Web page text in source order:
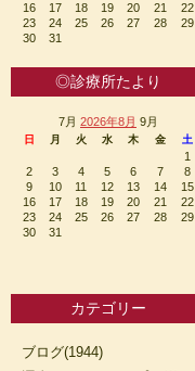
16
17 18 19 20 21
22
23
24 25 26 27 28
29
30
31
◎診療所たより
7月 2026年8月 9月
日 月 火 水 木 金 土
1
2
3 4 5 6 7
8
9
10 11 12 13 14
15
16
17 18 19 20 21
22
23
24 25 26 27 28
29
30
31
カテゴリー
ブログ(1944)